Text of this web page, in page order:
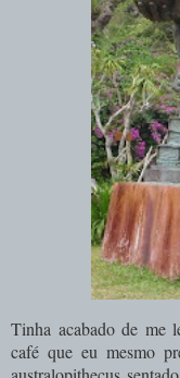
Tinha acabado de me
café que eu mesmo